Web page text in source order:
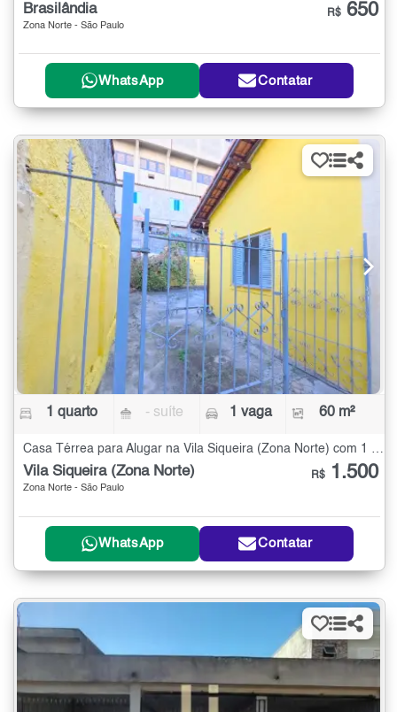
Brasilândia
Zona Norte - São Paulo
R$ 650
WhatsApp Contatar
1 quarto - suíte 1 vaga 60 m²
Casa Térrea para Alugar na Vila Siqueira (Zona Norte) com 1 quarto - 60 m²
Vila Siqueira (Zona Norte)
Zona Norte - São Paulo
R$ 1.500
WhatsApp Contatar